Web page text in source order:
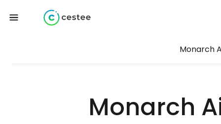
Monarch
Monarch